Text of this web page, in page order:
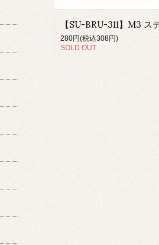
280円(税込308円)
SOLD OUT